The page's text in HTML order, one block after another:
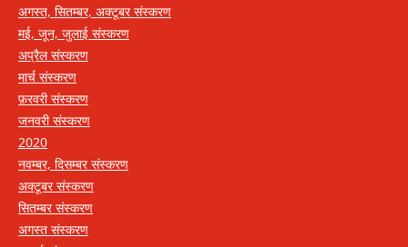
अगस्त, सितम्बर, अक्टूबर संस्करण
मई, जून, जुलाई संस्करण
अप्रैल संस्करण
मार्च संस्करण
फ़रवरी संस्करण
जनवरी संस्करण
2020
नवम्बर, दिसम्बर संस्करण
अक्टूबर संस्करण
सितम्बर संस्करण
अगस्त संस्करण